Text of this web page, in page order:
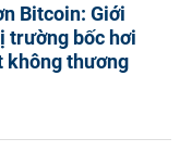
Bitcoin: Giới
trường bốc hơi
không thương